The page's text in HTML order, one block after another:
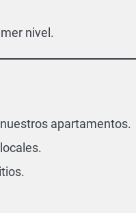
nivel.
apartamentos.